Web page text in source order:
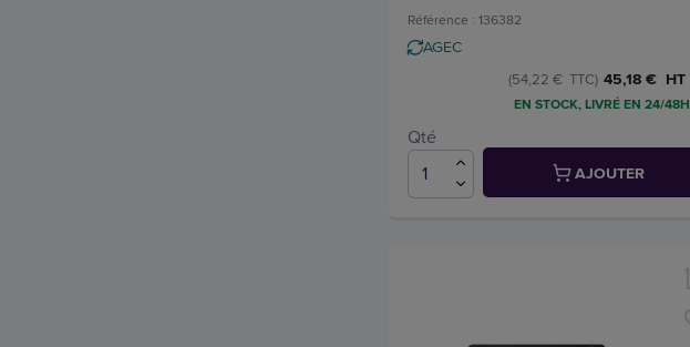
Référence : 136382
AGEC
45,18 € HT
(54,22 € TTC)
EN STOCK, LIVRÉ EN 24/48H
Qté
AJOUTER